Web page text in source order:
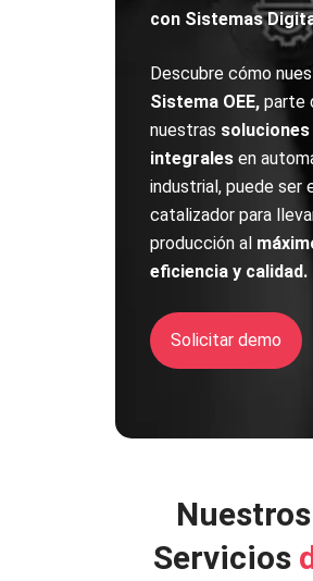
con Sistemas
Descubre cómo
Sistema OEE, parte
nuestras soluciones
integrales en
industrial, puede ser
catalizador para
producción al
eficiencia y calidad.
Solicitar demo
Nuestros
Servicios